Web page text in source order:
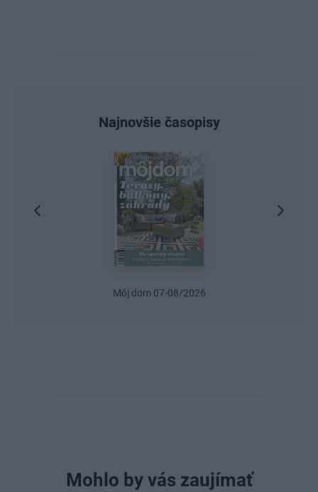
Najnovšie časopisy
Môj dom 07-08/2026
Mohlo by vás zaujímať